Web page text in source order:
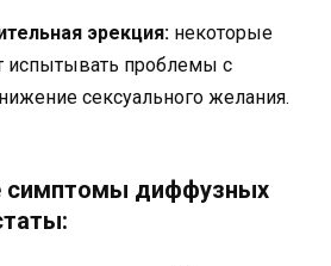
эрекция: некоторые
испытывать проблемы с
сексуального желания.
симптомы диффузных